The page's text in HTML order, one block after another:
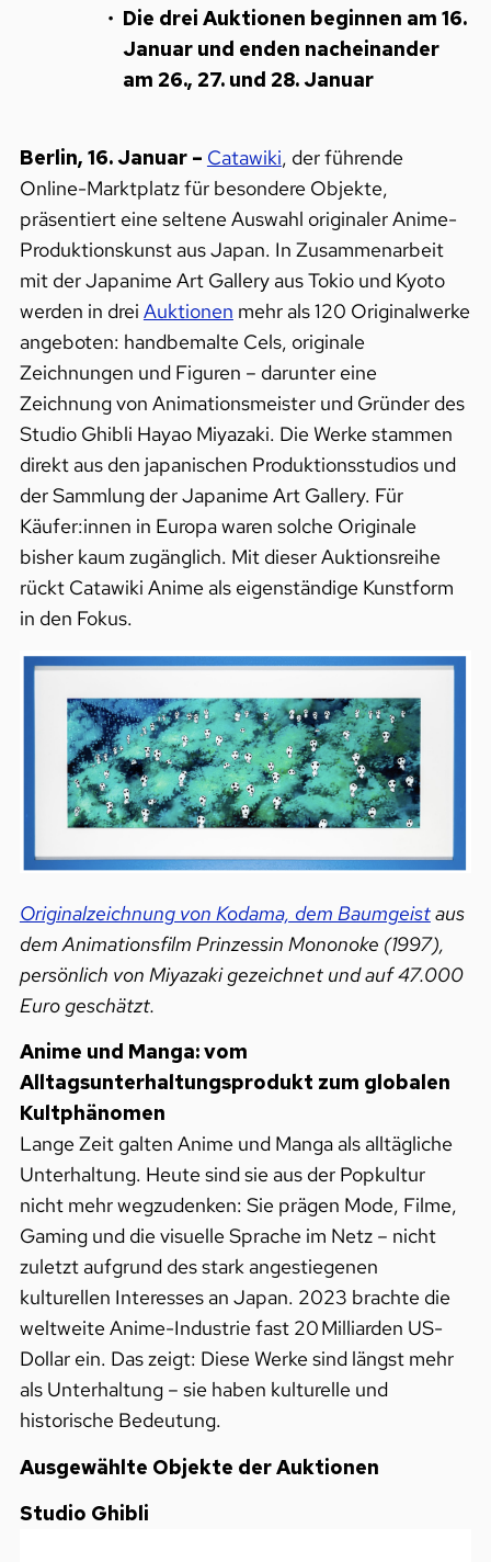
Die drei Auktionen beginnen am 16.
Januar und enden nacheinander
am 26., 27. und 28. Januar
Berlin, 16.Januar – Catawiki, der führende
Online-Marktplatz für besondere Objekte,
präsentiert eine seltene Auswahl originaler Anime-
Produktionskunst aus Japan. In Zusammenarbeit
mit der Japanime Art Gallery aus Tokio und Kyoto
werden in drei Auktionen mehr als 120 Originalwerke
angeboten: handbemalte Cels, originale
Zeichnungen und Figuren – darunter eine
Zeichnung von Animationsmeister und Gründer des
Studio Ghibli Hayao Miyazaki. Die Werke stammen
direkt aus den japanischen Produktionsstudios und
der Sammlung der Japanime Art Gallery. Für
Käufer:innen in Europa waren solche Originale
bisher kaum zugänglich. Mit dieser Auktionsreihe
rückt Catawiki Anime als eigenständige Kunstform
in den Fokus.
Originalzeichnung von Kodama, dem Baumgeistaus
dem Animationsfilm Prinzessin Mononoke (1997),
persönlich von Miyazaki gezeichnet und auf 47.000
Euro geschätzt.
Anime und Manga: vom
Alltagsunterhaltungsprodukt zum globalen
Kultphänomen
Lange Zeit galten Anime und Manga als alltägliche
Unterhaltung. Heute sind sie aus der Popkultur
nicht mehr wegzudenken: Sie prägen Mode, Filme,
Gaming und die visuelle Sprache im Netz – nicht
zuletzt aufgrund des stark angestiegenen
kulturellen Interesses an Japan. 2023 brachte die
weltweite Anime-Industrie fast 20 Milliarden US-
Dollar ein. Das zeigt: Diese Werke sind längst mehr
als Unterhaltung – sie haben kulturelle und
historische Bedeutung.
Ausgewählte Objekte der Auktionen
Studio Ghibli